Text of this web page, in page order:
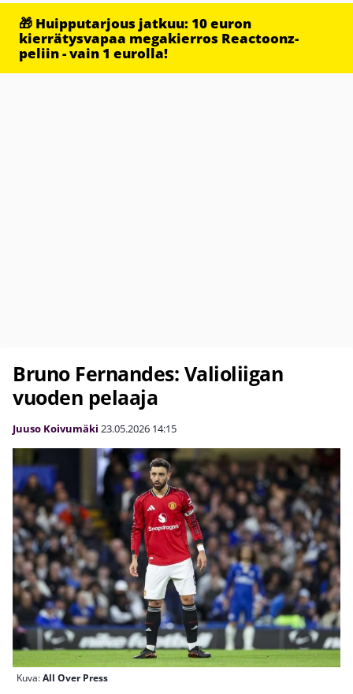
🎁 Huipputarjous jatkuu: 10 euron
kierrätysvapaa megakierros Reactoonz-
peliin - vain 1 eurolla!
Bruno Fernandes: Valioliigan
vuoden pelaaja
Juuso Koivumäki 23.05.2026 14:15
Kuva:All Over Press